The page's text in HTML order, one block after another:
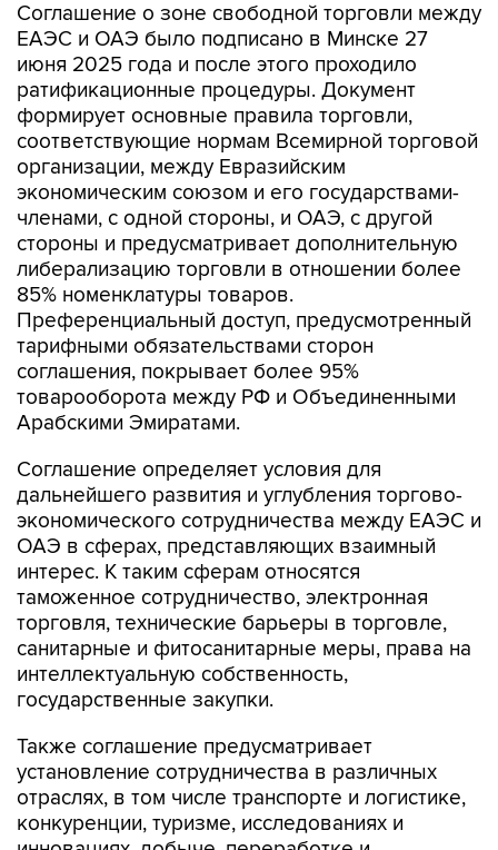
Соглашение о зоне свободной торговли между
ЕАЭС и ОАЭ было подписано в Минске 27
июня 2025 года и после этого проходило
ратификационные процедуры. Документ
формирует основные правила торговли,
соответствующие нормам Всемирной торговой
организации, между Евразийским
экономическим союзом и его государствами-
членами, с одной стороны, и ОАЭ, с другой
стороны и предусматривает дополнительную
либерализацию торговли в отношении более
85% номенклатуры товаров.
Преференциальный доступ, предусмотренный
тарифными обязательствами сторон
соглашения, покрывает более 95%
товарооборота между РФ и Объединенными
Арабскими Эмиратами.
Соглашение определяет условия для
дальнейшего развития и углубления торгово-
экономического сотрудничества между ЕАЭС и
ОАЭ в сферах, представляющих взаимный
интерес. К таким сферам относятся
таможенное сотрудничество, электронная
торговля, технические барьеры в торговле,
санитарные и фитосанитарные меры, права на
интеллектуальную собственность,
государственные закупки.
Также соглашение предусматривает
установление сотрудничества в различных
отраслях, в том числе транспорте и логистике,
конкуренции, туризме, исследованиях и